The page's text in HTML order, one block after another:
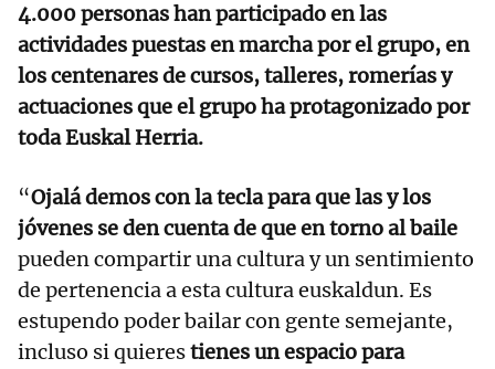
4.000 personas han participado en las
actividades puestas en marcha por el grupo, en
los centenares de cursos, talleres, romerías y
actuaciones que el grupo ha protagonizado por
toda Euskal Herria.
“Ojalá demos con la tecla para que las y los
jóvenes se den cuenta de que en torno al baile
pueden compartir una cultura y un sentimiento
de pertenencia a esta cultura euskaldun. Es
estupendo poder bailar con gente semejante,
incluso si quierestienes un espacio para